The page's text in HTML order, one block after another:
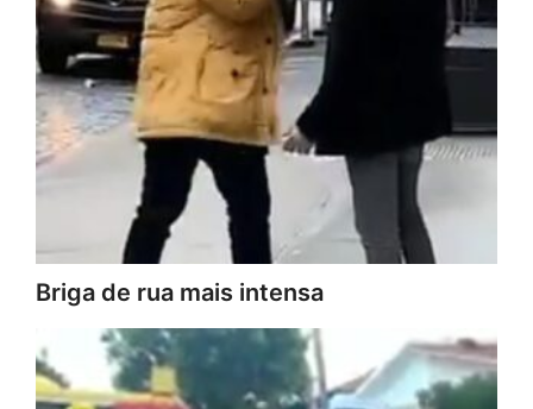
Briga de rua mais intensa